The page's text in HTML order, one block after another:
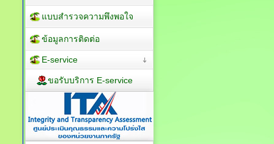
แบบสำรวจความพึงพอใจ
ข้อมูลการติดต่อ
E-service
ขอรับบริการ E-service